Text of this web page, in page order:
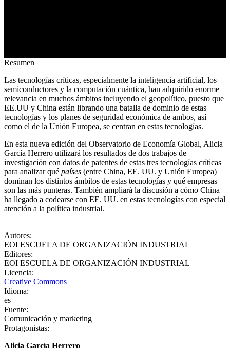
Resumen
Las tecnologías críticas, especialmente la inteligencia artificial, los
semiconductores y la computación cuántica, han adquirido enorme
relevancia en muchos ámbitos incluyendo el geopolítico, puesto que
EE.UU y China están librando una batalla de dominio de estas
tecnologías y los planes de seguridad económica de ambos, así
como el de la Unión Europea, se centran en estas tecnologías.
En esta nueva edición del Observatorio de Economía Global, Alicia
García Herrero utilizará los resultados de dos trabajos de
investigación con datos de patentes de estas tres tecnologías críticas
para analizar qué países (entre China, EE. UU. y Unión Europea)
dominan los distintos ámbitos de estas tecnologías y qué empresas
son las más punteras. También ampliará la discusión a cómo China
ha llegado a codearse con EE. UU. en estas tecnologías con especial
atención a la política industrial.
Autores:
EOI ESCUELA DE ORGANIZACIÓN INDUSTRIAL
Editores:
EOI ESCUELA DE ORGANIZACIÓN INDUSTRIAL
Licencia:
Creative Commons
Idioma:
es
Fuente:
Comunicación y marketing
Protagonistas:
Alicia García Herrero